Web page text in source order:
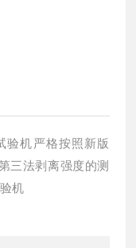
验机严格按照新版
三法剥离强度的测
机